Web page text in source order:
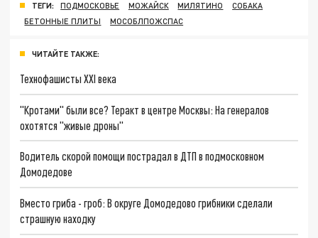
ТЕГИ: ПОДМОСКОВЬЕ МОЖАЙСК МИЛЯТИНО
СОБАКА
БЕТОННЫЕ ПЛИТЫ
МОСОБЛПОЖСПАС
ЧИТАЙТЕ ТАКЖЕ:
Технофашисты XXI века
"Кротами" были все? Теракт в центре Москвы: На генералов
охотятся "живые дроны"
Водитель скорой помощи пострадал в ДТП в подмосковном
Домодедове
Вместо гриба - гроб: В округе Домодедово грибники сделали
страшную находку